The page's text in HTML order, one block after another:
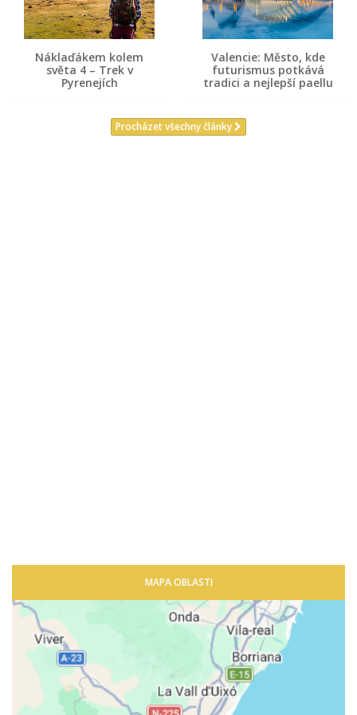
Náklaďákem kolem
světa 4 – Trek v
Pyrenejích
Valencie: Město, kde
futurismus potkává
tradici a nejlepší paellu
Procházet všechny články
MAPA OBLASTI